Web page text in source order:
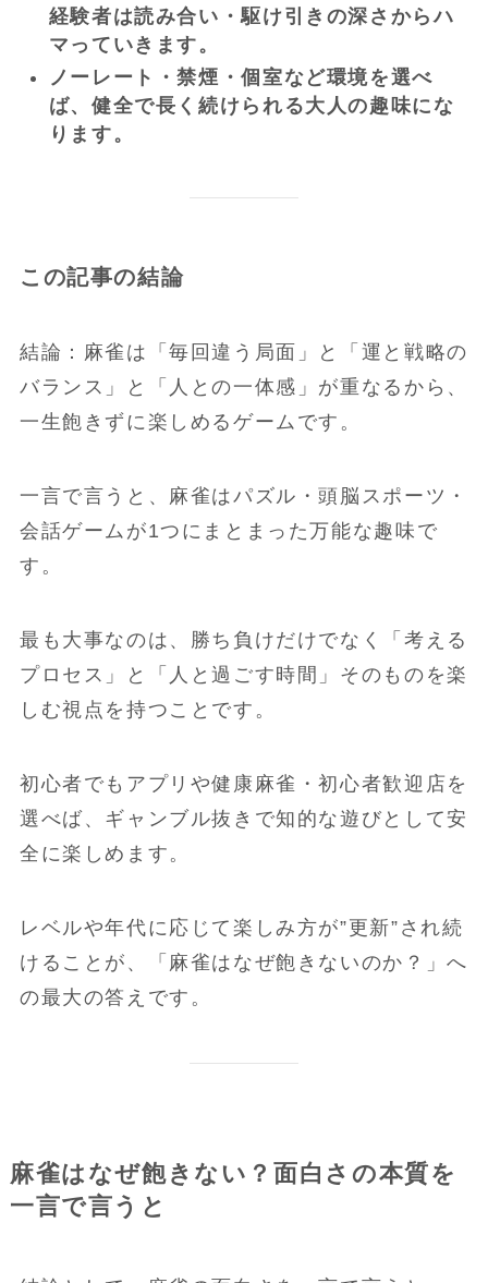
経験者は読み合い・駆け引きの深さからハ
マっていきます。
ノーレート・禁煙・個室など環境を選べ
ば、健全で長く続けられる大人の趣味にな
ります。
この記事の結論
結論：麻雀は「毎回違う局面」と「運と戦略の
バランス」と「人との一体感」が重なるから、
一生飽きずに楽しめるゲームです。
一言で言うと、麻雀はパズル・頭脳スポーツ・
会話ゲームが1つにまとまった万能な趣味で
す。
最も大事なのは、勝ち負けだけでなく「考える
プロセス」と「人と過ごす時間」そのものを楽
しむ視点を持つことです。
初心者でもアプリや健康麻雀・初心者歓迎店を
選べば、ギャンブル抜きで知的な遊びとして安
全に楽しめます。
レベルや年代に応じて楽しみ方が”更新”され続
けることが、「麻雀はなぜ飽きないのか？」へ
の最大の答えです。
麻雀はなぜ飽きない？面白さの本質を
一言で言うと